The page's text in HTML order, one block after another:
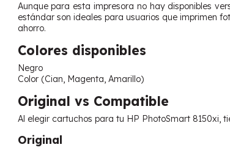
Aunque para esta impresora no hay disponibles
estándar son ideales para usuarios que imprimen
ahorro.
Colores disponibles
Negro
Color (Cian, Magenta, Amarillo)
Original vs Compatible
Al elegir cartuchos para tu HP PhotoSmart 8150xi,
Original